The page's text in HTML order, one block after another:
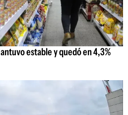
estable y quedó en 4,3%